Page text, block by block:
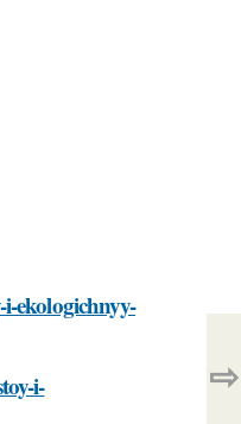
ekologichnyy-
i-
⇨